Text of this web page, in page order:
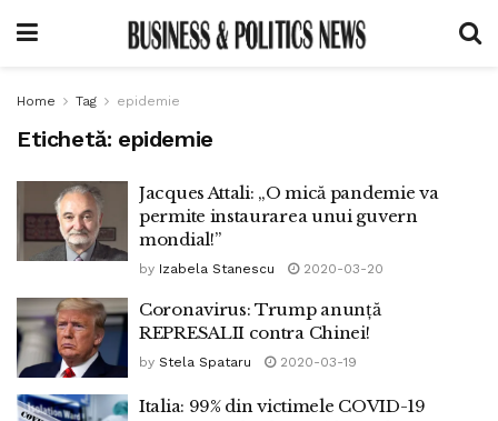
Home Tag epidemie
Etichetă: epidemie
Jacques Attali: „O mică pandemie va
permite instaurarea unui guvern
mondial!”
by Izabela Stanescu 2020-03-20
Coronavirus: Trump anunță
REPRESALII contra Chinei!
by Stela Spataru 2020-03-19
Italia: 99% din victimele COVID-19